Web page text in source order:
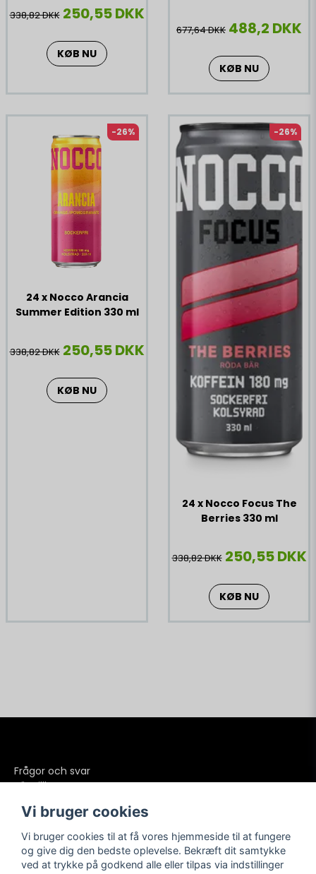
338,82 DKK 250,55 DKK
KØB NU
677,64 DKK 488,2 DKK
KØB NU
24 x Nocco Arancia
Summer Edition 330 ml
-26%
338,82 DKK 250,55 DKK
KØB NU
24 x Nocco Focus The
Berries 330 ml
-26%
338,82 DKK 250,55 DKK
KØB NU
Frågor och svar
Köpvillkor
Frakter
Retur och reklamationer
Integritetspolicy
Vi bruger cookies
Vi bruger cookies til at få vores hjemmeside til at fungere
og give dig den bedste oplevelse. Bekræft dit samtykke
ved at trykke på godkend alle eller tilpas via indstillinger